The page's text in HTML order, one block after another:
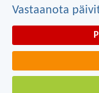
Vastaanota